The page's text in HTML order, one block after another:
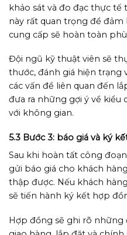
khảo sát và đo đạc thực tế
này rất quan trọng để
cung cấp sẽ hoàn toàn
Đội ngũ kỹ thuật viên sẽ
thước, đánh giá hiện trạng
các vấn đề liên quan đến
đưa ra những gợi ý về kiểu
với không gian.
5.3 Bước 3: báo giá và ký
Sau khi hoàn tất công
gửi báo giá cho khách
thập được. Nếu khách
sẽ tiến hành ký kết hợp
Hợp đồng sẽ ghi rõ những